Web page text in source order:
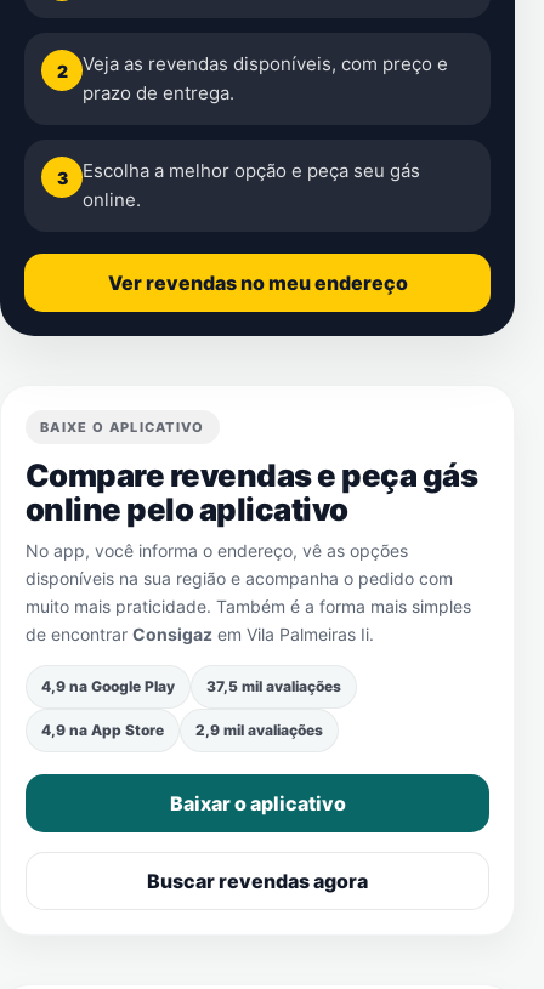
2
Veja as revendas disponíveis, com preço e
prazo de entrega.
3
Escolha a melhor opção e peça seu gás
online.
Ver revendas no meu endereço
BAIXE O APLICATIVO
Compare revendas e peça gás
online pelo aplicativo
No app, você informa o endereço, vê as opções
disponíveis na sua região e acompanha o pedido com
muito mais praticidade. Também é a forma mais simples
de encontrar Consigaz em Vila Palmeiras Ii.
4,9 na Google Play 37,5 mil avaliações
4,9 na App Store 2,9 mil avaliações
Baixar o aplicativo
Buscar revendas agora